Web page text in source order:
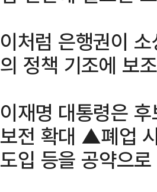
이처럼 은행권이
의 정책 기조에 보
이재명 대통령은
보전 확대 ▲폐업
도입 등을 공약으